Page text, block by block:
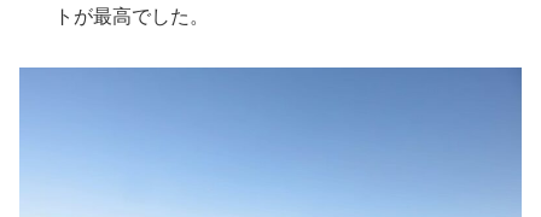
トが最高でした。